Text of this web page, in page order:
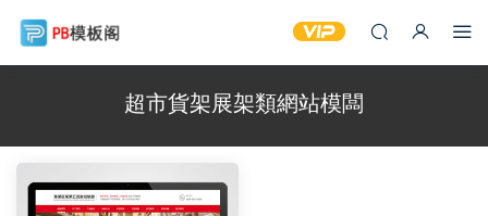
超市貨架展架類網站模闆